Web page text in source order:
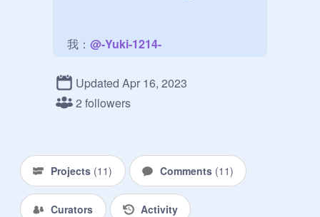
我： @-Yuki-1214-
        洛妍你幹啥❓
Updated Apr 16, 2023
2 followers
Projects (11) Comments (11)
Curators Activity